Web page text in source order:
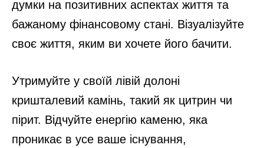
думки на позитивних аспектах життя та
бажаному фінансовому стані. Візуалізуйте
своє життя, яким ви хочете його бачити.
Утримуйте у своїй лівій долоні
кришталевий камінь, такий як цитрин чи
пірит. Відчуйте енергію каменю, яка
проникає в усе ваше існування,